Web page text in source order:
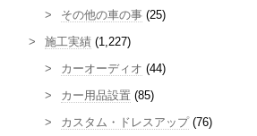
その他の車の事 (25)
施工実績 (1,227)
カーオーディオ (44)
カー用品設置 (85)
カスタム・ドレスアップ(76)